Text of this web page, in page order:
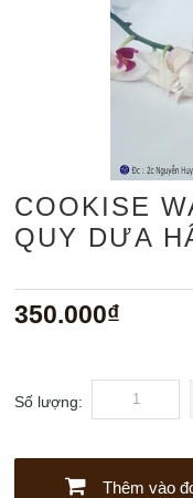
COOKISE
QUY DƯA
350.000₫
Số lượng:
Thêm vào